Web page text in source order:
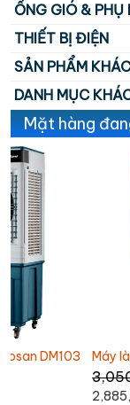
ỐNG GIÓ & PHỤ
THIẾT BỊ ĐIỆN
SẢN PHẨM KHÁC
DANH MỤC
Mặt hàng
Máy làm mát
2,885,000 VNĐ